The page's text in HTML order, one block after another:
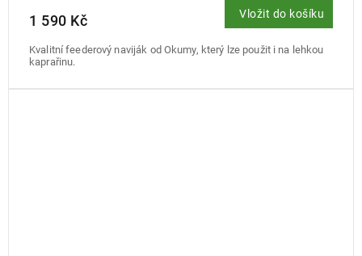
1 590 Kč Vložit do košíku
Kvalitní feederový naviják od Okumy, který lze použit i na lehkou
kaprařinu.